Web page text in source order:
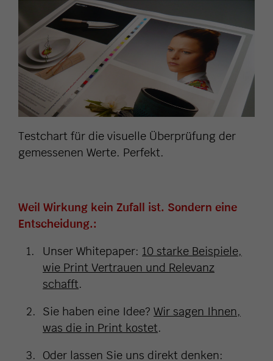
Testchart für die visuelle Überprüfung der
gemessenen Werte. Perfekt.
Weil Wirkung kein Zufall ist. Sondern eine
Entscheidung.:
Unser Whitepaper: 10 starke Beispiele,
wie Print Vertrauen und Relevanz
schafft.
Sie haben eine Idee? Wir sagen Ihnen,
was die in Print kostet.
Oder lassen Sie uns direkt denken: